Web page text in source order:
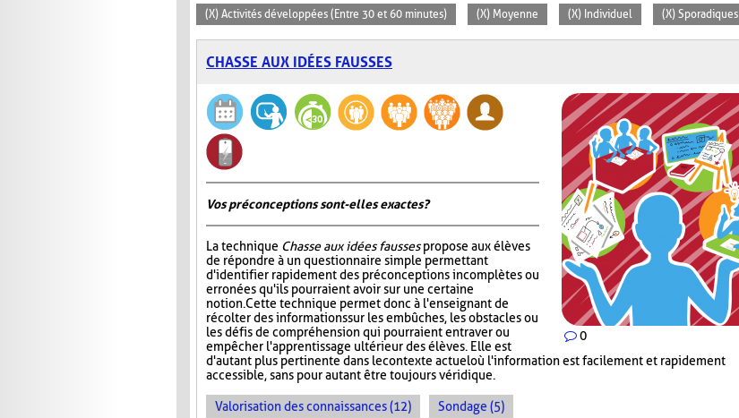
(X) Activités développées (Entre 30 et 60 minutes) (X) Moyenne (X) Individuel (X) Sporadiques
CHASSE AUX IDÉES FAUSSES
0
Vos préconceptions sont-elles exactes ?
La technique Chasse aux idées faussespropose aux élèves
de répondre à un questionnaire simple permettant
d'identifier rapidement des préconceptions incomplètes ou
erronées qu'ils pourraient avoir sur une certaine
notion. Cette technique permet donc à l'enseignant de
récolter des informations sur les embûches, les obstacles ou
les défis de compréhension qui pourraient entraver ou
empêcher l'apprentissage ultérieur des élèves. Elle est
d'autant plus pertinente dans le contexte actuel où l'information est facilement et rapidement
accessible, sans pour autant être toujours véridique.
Valorisation des connaissances (12) Sondage (5)